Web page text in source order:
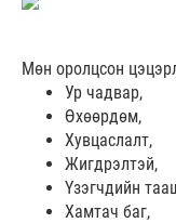
Мөн оролцсон
Ур чадвар,
Өхөөрдөм,
Хувцаслалт,
Жигдрэлтэй,
Үзэгчдийн
Хамтач баг,